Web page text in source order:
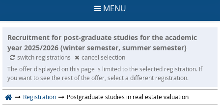
MENU
Recruitment for post-graduate studies for the academic
year 2025/2026 (winter semester, summer semester)
switch registrations
cancel selection
The offer displayed on this page is limited to the selected registration. If
you want to see the rest of the offer, select a different registration.
Registration Postgraduate studies in real estate valuation